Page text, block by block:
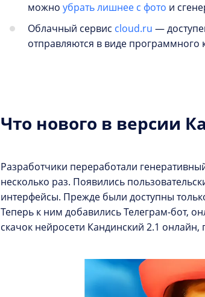
можно убрать лишнее с фото и
Облачный сервис cloud.ru —
отправляются в виде программного
Что нового в версии
Разработчики переработали
несколько раз. Появились
интерфейсы. Прежде были доступны
Теперь к ним добавились Телеграм-бот,
скачок нейросети Кандинский 2.1